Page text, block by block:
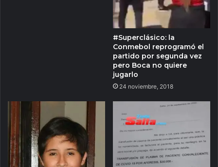
#Superclásico: la
Conmebol reprogramó el
partido por segunda vez
pero Boca no quiere
jugarlo
24 noviembre, 2018